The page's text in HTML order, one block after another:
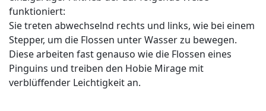
funktioniert:
Sie treten abwechselnd rechts und links, wie bei einem
Stepper, um die Flossen unter Wasser zu bewegen.
Diese arbeiten fast genauso wie die Flossen eines
Pinguins und treiben den Hobie Mirage mit
verblüffender Leichtigkeit an.